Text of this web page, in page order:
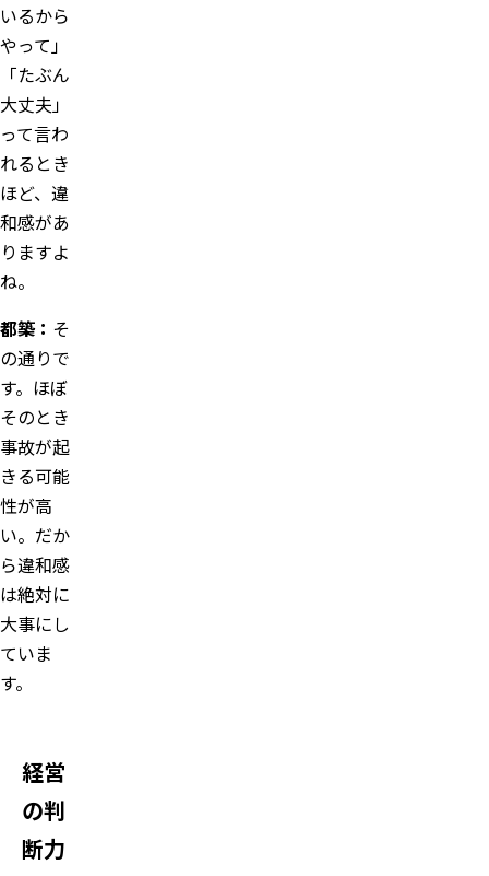
いるから
やって」
「たぶん
大丈夫」
って言わ
れるとき
ほど、違
和感があ
りますよ
ね。
都築： そ
の通りで
す。ほぼ
そのとき
事故が起
きる可能
性が高
い。だか
ら違和感
は絶対に
大事にし
ていま
す。
経営
の判
断力